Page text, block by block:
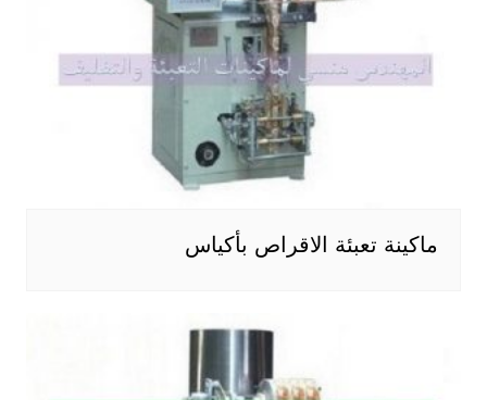
ماكينة تعبئة الاقراص بأكياس